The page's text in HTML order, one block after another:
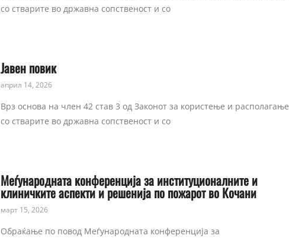
со стварите во државна сопственост и со
Јавен повик
април 14, 2026
Врз основа на член 42 став 3 од Законот за користење и располагање
со стварите во државна сопственост и со
Меѓународната конференција за институционалните и
клиничките аспекти и решенија по пожарот во Кочани
март 15, 2026
Обраќање по повод Меѓународната конференција за